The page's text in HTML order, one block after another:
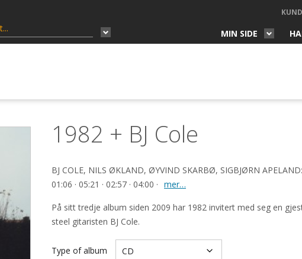
MIN SIDE
1982 + BJ Cole
BJ COLE, NILS ØKLAND, ØYVIND SKARBØ, SIGBJØRN APELAND:
01:06 · 05:21 · 02:57 · 04:00 · mer…
På sitt tredje album siden 2009 har 1982 invitert med seg en
steel gitaristen BJ Cole.
Type of album